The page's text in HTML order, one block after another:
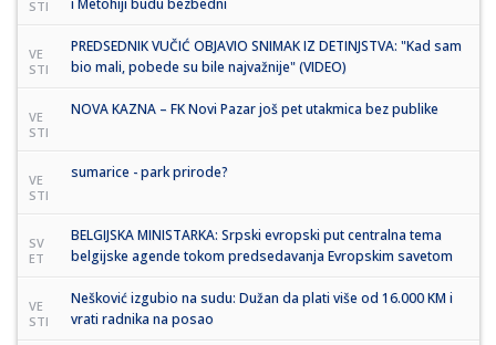
STI
VE
STI
PREDSEDNIK VUČIĆ OBJAVIO SNIMAK IZ DETINJSTVA: "Kad sam
bio mali, pobede su bile najvažnije" (VIDEO)
VE
STI
NOVA KAZNA – FK Novi Pazar još pet utakmica bez publike
VE
STI
sumarice - park prirode?
SV
ET
BELGIJSKA MINISTARKA: Srpski evropski put centralna tema
belgijske agende tokom predsedavanja Evropskim savetom
VE
STI
Nešković izgubio na sudu: Dužan da plati više od 16.000 KM i
vrati radnika na posao